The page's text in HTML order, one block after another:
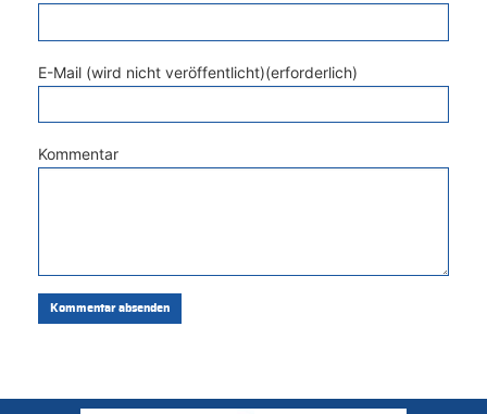
E-Mail (wird nicht veröffentlicht)(erforderlich)
Kommentar